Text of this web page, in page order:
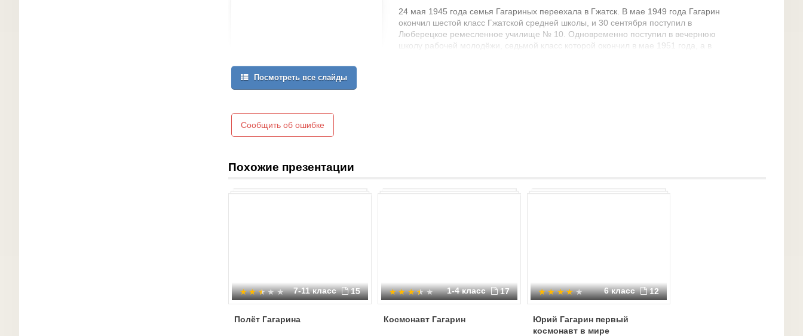
24 мая 1945 года семья Гагариных переехала в Гжатск. В мае 1949 года Гагарин
окончил шестой класс Гжатской средней школы, и 30 сентября поступил в
Люберецкое ремесленное училище № 10. Одновременно поступил в вечернюю
школу рабочей молодёжи, седьмой класс которой окончил в мае 1951 года, а в
Посмотреть все слайды
Сообщить об ошибке
Похожие презентации
7-11 класс 15
Полёт Гагарина
1-4 класс 17
Космонавт Гагарин
6 класс 12
Юрий Гагарин первый
космонавт в мире